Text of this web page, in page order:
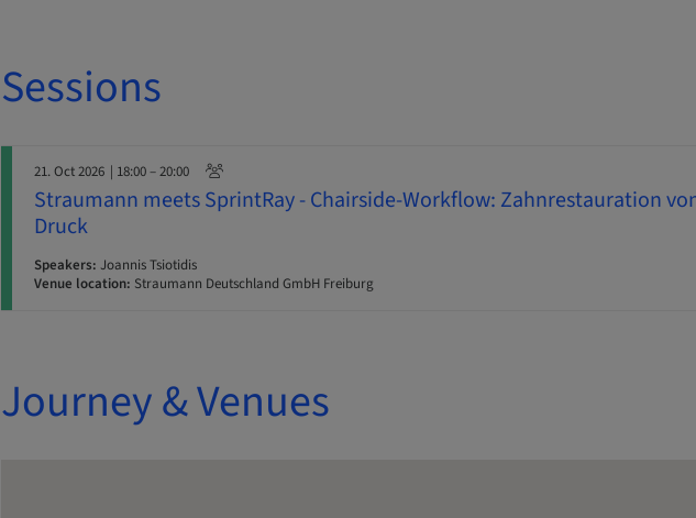
Sessions
21. Oct 2026 | 18:00 – 20:00
Straumann meets SprintRay - Chairside-Workflow: Zahnrestauration
Druck
Speakers: Joannis Tsiotidis
Venue location: Straumann Deutschland GmbH Freiburg
Journey & Venues